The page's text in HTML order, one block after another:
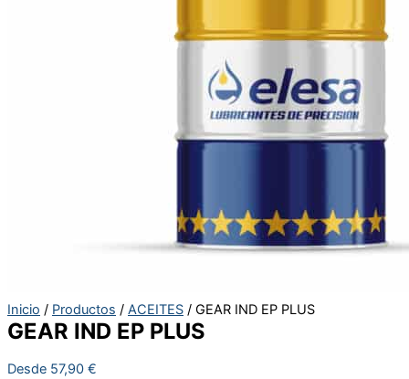
Inicio / Productos / ACEITES / GEAR IND EP PLUS
GEAR IND EP PLUS
Desde 57,90 €